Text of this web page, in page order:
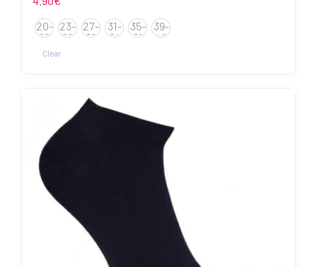
20-
22
23-
26
27-
30
31-
34
35-
38
39-
42
Clear
varianti.
Valikuid
saab
teha
tootelehel.